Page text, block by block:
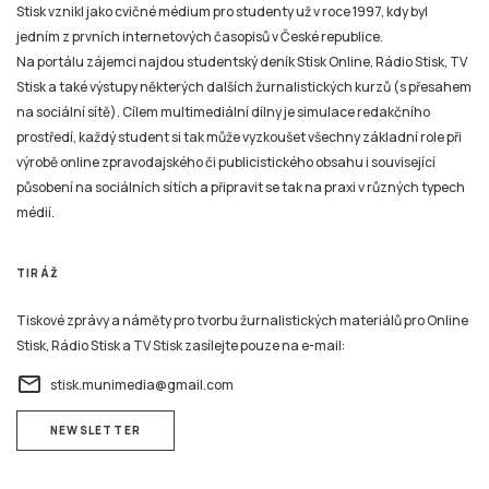
Stisk vznikl jako cvičné médium pro studenty už v roce 1997, kdy byl
jedním z prvních internetových časopisů v České republice.
Na portálu zájemci najdou studentský deník Stisk Online, Rádio Stisk, TV
Stisk a také výstupy některých dalších žurnalistických kurzů (s přesahem
na sociální sítě). Cílem multimediální dílny je simulace redakčního
prostředí, každý student si tak může vyzkoušet všechny základní role při
výrobě online zpravodajského či publicistického obsahu i související
působení na sociálních sítích a připravit se tak na praxi v různých typech
médií.
TIRÁŽ
Tiskové zprávy a náměty pro tvorbu žurnalistických materiálů pro Online
Stisk, Rádio Stisk a TV Stisk zasílejte pouze na e-mail:
email stisk.munimedia@gmail.com
NEWSLETTER